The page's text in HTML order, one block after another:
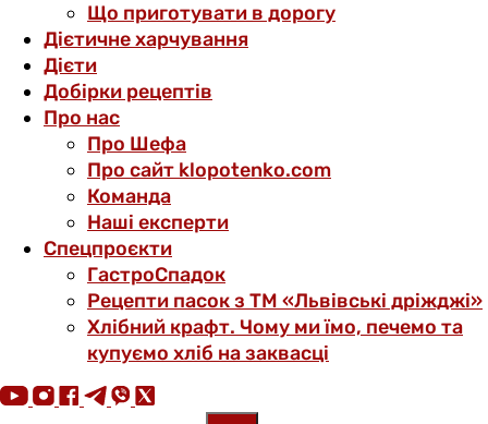
Що приготувати в дорогу
Дієтичне харчування
Дієти
Добірки рецептів
Про нас
Про Шефа
Про сайт klopotenko.com
Команда
Наші експерти
Спецпроєкти
ГастроСпадок
Рецепти пасок з ТМ «Львівські дріжджі»
Хлібний крафт. Чому ми їмо, печемо та
купуємо хліб на заквасці